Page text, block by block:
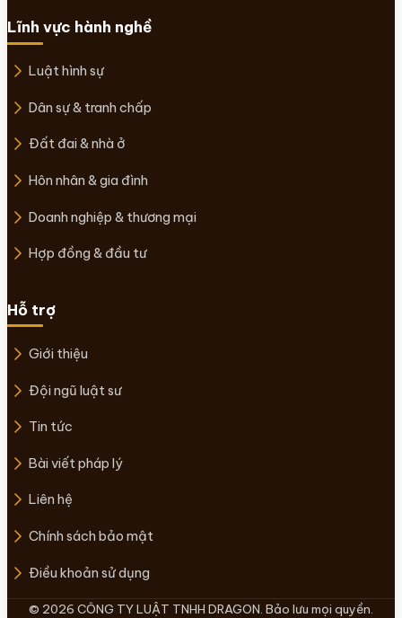
Lĩnh vực hành nghề
Luật hình sự
Dân sự & tranh chấp
Đất đai & nhà ở
Hôn nhân & gia đình
Doanh nghiệp & thương mại
Hợp đồng & đầu tư
Hỗ trợ
Giới thiệu
Đội ngũ luật sư
Tin tức
Bài viết pháp lý
Liên hệ
Chính sách bảo mật
Điều khoản sử dụng
© 2026 CÔNG TY LUẬT TNHH DRAGON. Bảo lưu mọi quyền.